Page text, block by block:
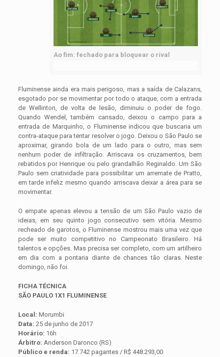
Ao fim: fechado para bloquear o rival
Fluminense ainda era mais perigoso, mas a saída de Calazans,
esgotado por se movimentar por todo o ataque, com a entrada
de Wellinton, de volta de lesão, diminuiu o poder de fogo.
Quando Wendel, também cansado, deixou o campo para a
entrada de Marquinho, o Fluminense indicou que buscaria um
contra-ataque para tentar resolver o jogo. Deixou o São Paulo se
aproximar, girando bola de um lado para o outro, mas sem
nenhum poder de infiltração. Arriscava os cruzamentos, bem
rebatidos por Henrique ou pelo grandalhão Reginaldo. Um São
Paulo sem criatividade para possibilitar um arremate de Pratto,
em tarde infeliz mesmo quando arriscava deixar a área para se
movimentar.
O empate apenas elevou a tensão de um São Paulo vazio de
ideias, em seu quinto jogo consecutivo sem vitória. Mesmo
recheado de garotos, o Fluminense mostrou mais uma vez que
pode ser muito competitivo no Campeonato Brasileiro. Há
talentos e opções. Mas precisa ser completo, com um artilheiro
em dia com a pontaria diante de chances tão claras. Neste
domingo, não foi.
FICHA TÉCNICA
SÃO PAULO 1X1 FLUMINENSE
Local: Morumbi
Data: 25 de junho de 2017
Horário: 16h
Árbitro: Anderson Daronco (RS)
Público e renda: 17.742 pagantes / R$ 448.293,00